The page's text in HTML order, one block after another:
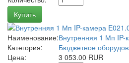
Купить
Наименование:Внутренняя 1 Мп IP-
Категория:
Бюджетное
Цена:
3 053.00 RUR